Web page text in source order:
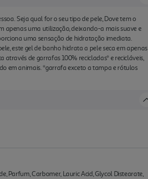
Seja qual for o seu tipo de pele, Dove tem o
apenas uma utilização, deixando-a mais suave e
uma sensação de hidratação imediata.
este gel de banho hidrata a pele seca em apenas
de garrafas 100% recicladas* e recicláveis,
em animais. *garrafa exceto a tampa e rótulos
Parfum, Carbomer, Lauric Acid, Glycol Distearate,